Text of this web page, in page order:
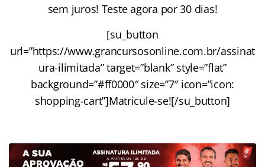
sem juros! Teste agora por 30 dias!
[su_button
url=”https://www.grancursosonline.com.br/assinat
ura-ilimitada” target=”blank” style=”flat”
background=”#ff0000″ size=”7″ icon=”icon:
shopping-cart”]Matricule-se![/su_button]